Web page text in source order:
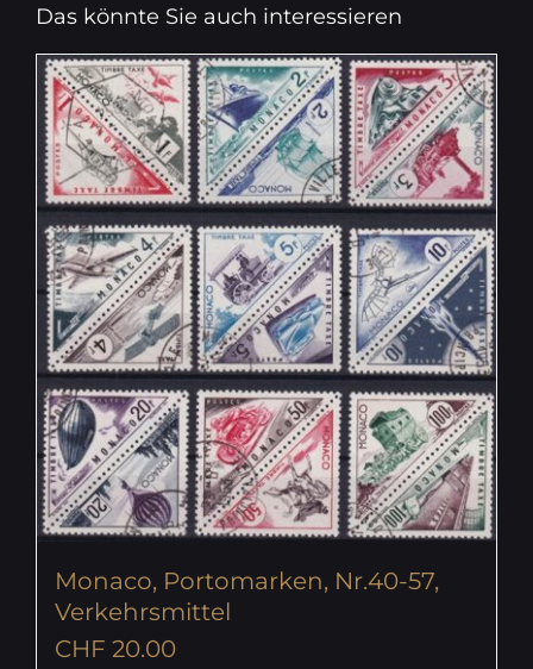
Das könnte Sie auch interessieren
Monaco, Portomarken, Nr.40-57,
Verkehrsmittel
CHF 20.00